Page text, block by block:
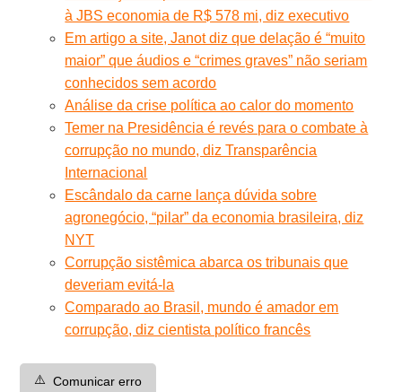
à JBS economia de R$ 578 mi, diz executivo
Em artigo a site, Janot diz que delação é “muito
maior” que áudios e “crimes graves” não seriam
conhecidos sem acordo
Análise da crise política ao calor do momento
Temer na Presidência é revés para o combate à
corrupção no mundo, diz Transparência
Internacional
Escândalo da carne lança dúvida sobre
agronegócio, “pilar” da economia brasileira, diz
NYT
Corrupção sistêmica abarca os tribunais que
deveriam evitá-la
Comparado ao Brasil, mundo é amador em
corrupção, diz cientista político francês
⚠️ Comunicar erro